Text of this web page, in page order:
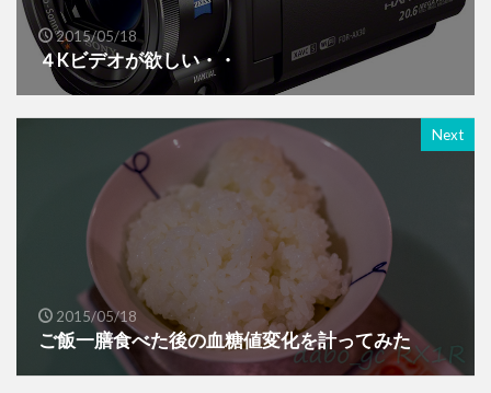
2015/05/18
４Kビデオが欲しい・・
Next
2015/05/18
ご飯一膳食べた後の血糖値変化を計ってみた